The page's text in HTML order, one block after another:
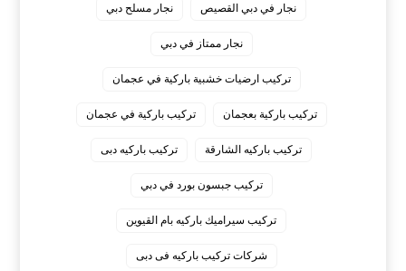
نجار في دبي القصيص نجار مسلح دبي
نجار ممتاز في دبي
‏تركيب ارضيات خشبية باركية في عجمان
‏تركيب باركية بعجمان ‏تركيب باركية في عجمان
‏تركيب باركيه الشارقة ‏تركيب باركيه دبى
‏تركيب جبسون بورد في دبي
‏تركيب سيراميك باركيه بام القيوين
‏شركات تركيب باركيه فى دبى